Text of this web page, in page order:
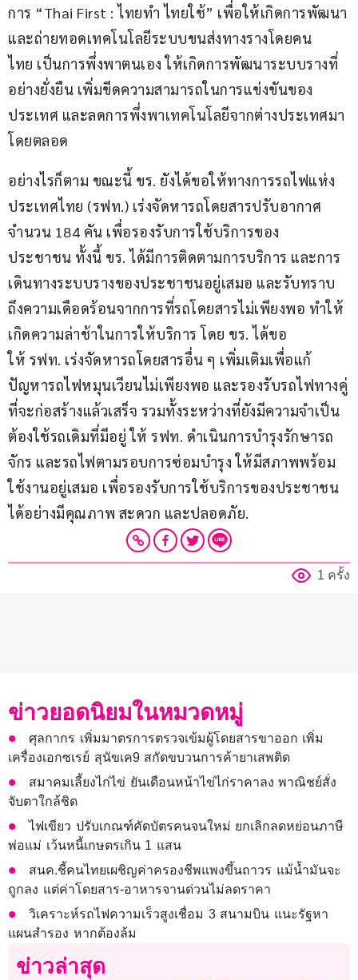
การ “Thai First : ไทยทำ ไทยใช้” เพื่อให้เกิดการพัฒนา
และถ่ายทอดเทคโนโลยีระบบขนส่งทางรางโดยคน
ไทย เป็นการพึ่งพาตนเอง ให้เกิดการพัฒนาระบบรางที่
อย่างยั่งยืน เพิ่มขีดความสามารถในการแข่งขันของ
ประเทศ และลดการพึ่งพาเทคโนโลยีจากต่างประเทศมา
โดยตลอด
อย่างไรก็ตาม ขณะนี้ ขร. ยังได้ขอให้ทางการรถไฟแห่ง
ประเทศไทย (รฟท.) เร่งจัดหารถโดยสารปรับอากาศ
จำนวน 184 คัน เพื่อรองรับการใช้บริการของ
ประชาชน ทั้งนี้ ขร. ได้มีการติดตามการบริการ และการ
เดินทางระบบรางของประชาชนอยู่เสมอ และรับทราบ
ถึงความเดือดร้อนจากการที่รถโดยสารไม่เพียงพอ ทำให้
เกิดความล่าช้าในการให้บริการ โดย ขร. ได้ขอ
ให้ รฟท. เร่งจัดหารถโดยสารอื่น ๆ เพิ่มเติมเพื่อแก้
ปัญหารถไฟหมุนเวียนไม่เพียงพอ และรองรับรถไฟทางคู่
ที่จะก่อสร้างแล้วเสร็จ รวมทั้งระหว่างที่ยังมีความจำเป็น
ต้องใช้รถเดิมที่มีอยู่ ให้ รฟท. ดำเนินการบำรุงรักษารถ
จักร และรถไฟตามรอบการซ่อมบำรุง ให้มีสภาพพร้อม
ใช้งานอยู่เสมอ เพื่อรองรับการใช้บริการของประชาชน
ได้อย่างมีคุณภาพ สะดวก และปลอดภัย.
1 ครั้ง
ข่าวยอดนิยมในหมวดหมู่
ศุลกากร เพิ่มมาตรการตรวจเข้มผู้โดยสารขาออก เพิ่ม
เครื่องเอกซเรย์ สุนัขเค9 สกัดขบวนการค้ายาเสพติด
สมาคมเลี้ยงไก่ไข่ ยันเดือนหน้าไข่ไก่ราคาลง พาณิชย์สั่ง
จับตาใกล้ชิด
ไฟเขียว ปรับเกณฑ์คัดบัตรคนจนใหม่ ยกเลิกลดหย่อนภาษี
พ่อแม่ เว้นหนี้เกษตรเกิน 1 แสน
สนค.ชี้คนไทยเผชิญค่าครองชีพแพงขึ้นถาวร แม้น้ำมันจะ
ถูกลง แต่ค่าโดยสาร-อาหารจานด่วนไม่ลดราคา
วิเคราะห์รถไฟความเร็วสูงเชื่อม 3 สนามบิน แนะรัฐหา
แผนสำรอง หากต้องล้ม
ข่าวล่าสุด